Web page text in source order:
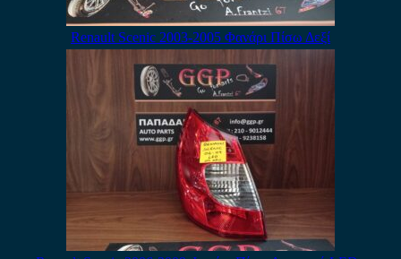
Renault Scenic 2003-2005 Φανάρι Πίσω Δεξί